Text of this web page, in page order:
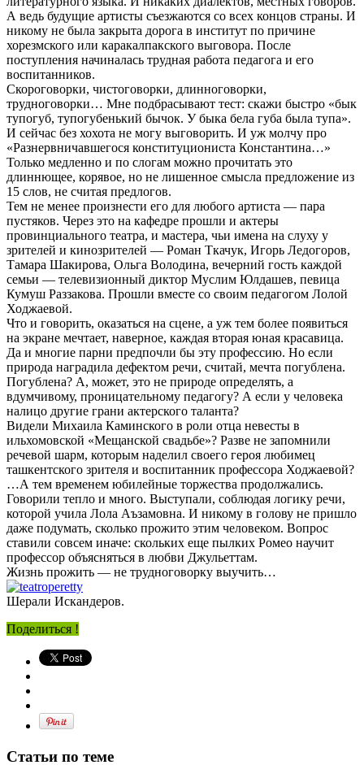
А ведь будущие артисты съезжаются со всех концов страны. И
никому не была закрыта дорога в институт по причине
хорезмского или каракалпакского выговора. После
поступления начиналась трудная работа педагога и его
воспитанников.
Скороговорки, чистоговорки, длинноговорки,
трудноговорки… Мне подбрасывают тест: скажи быстро «бык
тупогуб, тупогубенький бычок. У быка бела губа была тупа».
И сейчас без хохота не могу выговорить. И уж молчу про
«Разнервничавшегося конституциониста Константина…»
Только медленно и по слогам можно прочитать это
длиннющее, корявое, но не лишенное смысла предложение из
15 слов, не считая предлогов.
Тем не менее произнести его для любого артиста — пара
пустяков. Через это на кафедре прошли и актеры
провинциального театра, и мастера, чьи имена на слуху у
зрителей и кинозрителей — Роман Ткачук, Игорь Ледогоров,
Тамара Шакирова, Ольга Володина, вечерний гость каждой
семьи — телевизионный диктор Муслим Юлдашев, певица
Кумуш Раззакова. Прошли вместе со своим педагогом Лолой
Ходжаевой.
Что и говорить, оказаться на сцене, а уж тем более появиться
на экране мечтает, наверное, каждая вторая юная красавица.
Да и многие парни предпочли бы эту профессию. Но если
природа наградила дефектом речи, считай, мечта погублена.
Погублена? А, может, это не природе определять, а
вдумчивому, проницательному педагогу? А если у человека
налицо другие грани актерского таланта?
Видели Михаила Каминского в роли отца невесты в
ильхомовской «Мещанской свадьбе»? Разве не запомнили
речевой шарм, которым наделил своего героя любимец
ташкентского зрителя и воспитанник профессора Ходжаевой?
…А тем временем юбилейные торжества продолжались.
Говорили тепло и много. Выступали, соблюдая логику речи,
которой учила Лола Аъзамовна. И никому в голову не пришло
даже подумать, сколько прожито этим человеком. Вопрос
ставили совсем иначе: скольких еще пылких Ромео научит
профессор объясняться в любви Джульеттам.
Жизнь прожить — не трудноговорку выучить…
Шерали Искандеров.
Поделиться !
Статьи по теме